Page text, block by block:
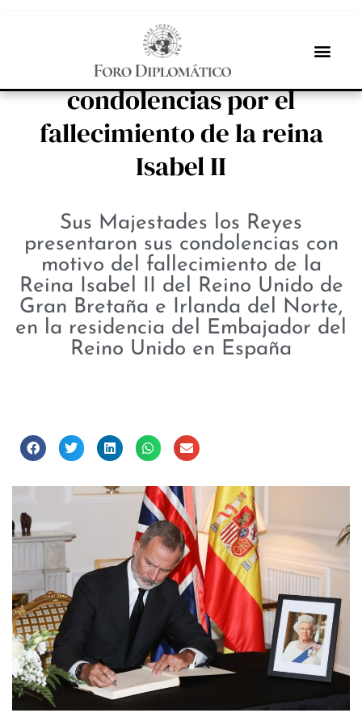
INBOX INTERNACIONAL
Felipe VI firma en el libro de
condolencias por el
fallecimiento de la reina
Isabel II
​Sus Majestades los Reyes
presentaron sus condolencias con
motivo del fallecimiento de la
Reina Isabel II del Reino Unido de
Gran Bretaña e Irlanda del Norte,
en la residencia del Embajador del
Reino Unido en España